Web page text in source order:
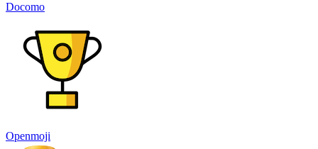
Docomo
Openmoji